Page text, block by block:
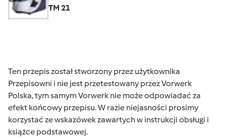
TM 21
Ten przepis został stworzony przez użytkownika
Przepisowni i nie jest przetestowany przez Vorwerk
Polska, tym samym Vorwerk nie może odpowiadać za
efekt końcowy przepisu. W razie niejasności prosimy
korzystać ze wskazówek zawartych w instrukcji obsługi i
książce podstawowej.